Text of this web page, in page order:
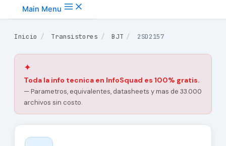
Main Menu
Inicio / Transistores / BJT / 2SD2157
✦
Toda la info tecnica en InfoSquad es 100% gratis.
— Parametros, equivalentes, datasheets y mas de 33.000
archivos sin costo.